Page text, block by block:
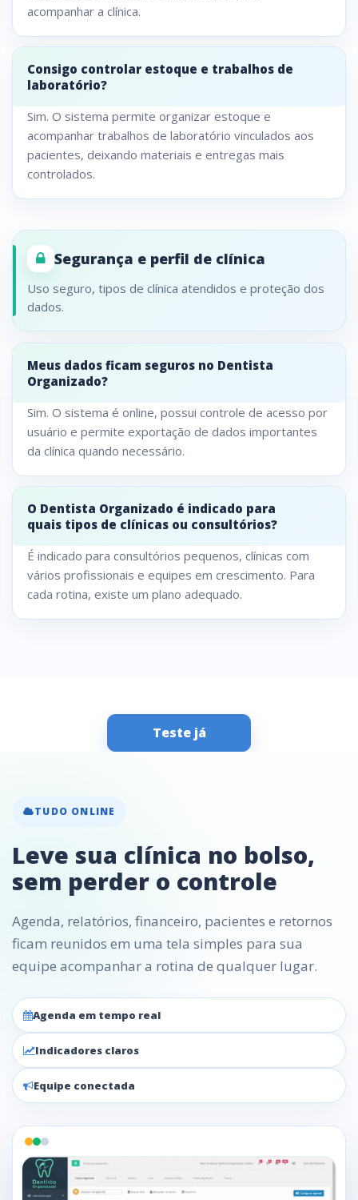
acompanhar a clínica.
Consigo controlar estoque e trabalhos de
laboratório?
Sim. O sistema permite organizar estoque e
acompanhar trabalhos de laboratório vinculados aos
pacientes, deixando materiais e entregas mais
controlados.
Segurança e perfil de clínica
Uso seguro, tipos de clínica atendidos e proteção dos
dados.
Meus dados ficam seguros no Dentista
Organizado?
Sim. O sistema é online, possui controle de acesso por
usuário e permite exportação de dados importantes
da clínica quando necessário.
O Dentista Organizado é indicado para
quais tipos de clínicas ou consultórios?
É indicado para consultórios pequenos, clínicas com
vários profissionais e equipes em crescimento. Para
cada rotina, existe um plano adequado.
Teste já
TUDO ONLINE
Leve sua clínica no bolso,
sem perder o controle
Agenda, relatórios, financeiro, pacientes e retornos
ficam reunidos em uma tela simples para sua
equipe acompanhar a rotina de qualquer lugar.
Agenda em tempo real
Indicadores claros
Equipe conectada